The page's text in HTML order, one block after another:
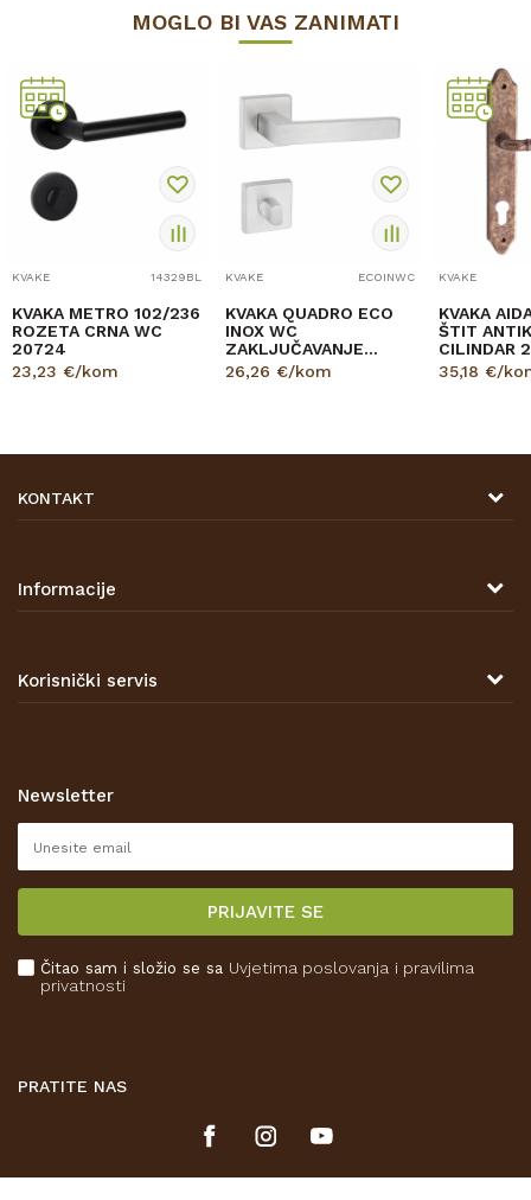
MOGLO BI VAS ZANIMATI
KVAKE 14329BL
KVAKA METRO 102/236
ROZETA CRNA WC
20724
23,23 €/kom
KVAKE ECOINWC
KVAKA QUADRO ECO
INOX WC
ZAKLJUČAVANJE
30556
26,26 €/kom
KVAKE
KVAKA
ŠTIT
CILINDAR
35,18 €/
KONTAKT
47000 Karlovac
Informacije
Prodajna mjesta
Korisnički servis
Korištenje kolačića
Reklamacije
Isporuka
Kako kupiti
Newsletter
PRIJAVITE SE
Čitao sam i složio se sa Uvjetima poslovanja i pravilima
privatnosti
PRATITE NAS